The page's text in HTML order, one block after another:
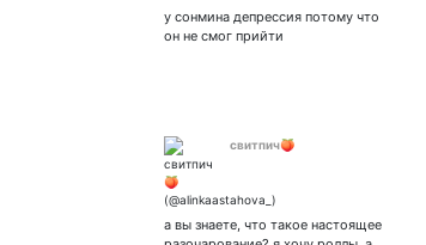
у сонмина депрессия потому что
он не смог прийти
свитпич🍑
а вы знаете, что такое настоящее